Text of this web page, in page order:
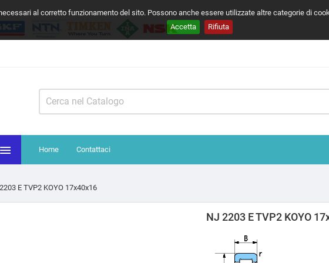
al corretto funzionamento del sito. Possono anche essere utilizzate altre categorie di
Accetta
Rifiuta
 Home Contattaci
E TVP2 KOYO 17x40x16
NJ 2203 E TVP2 KOYO